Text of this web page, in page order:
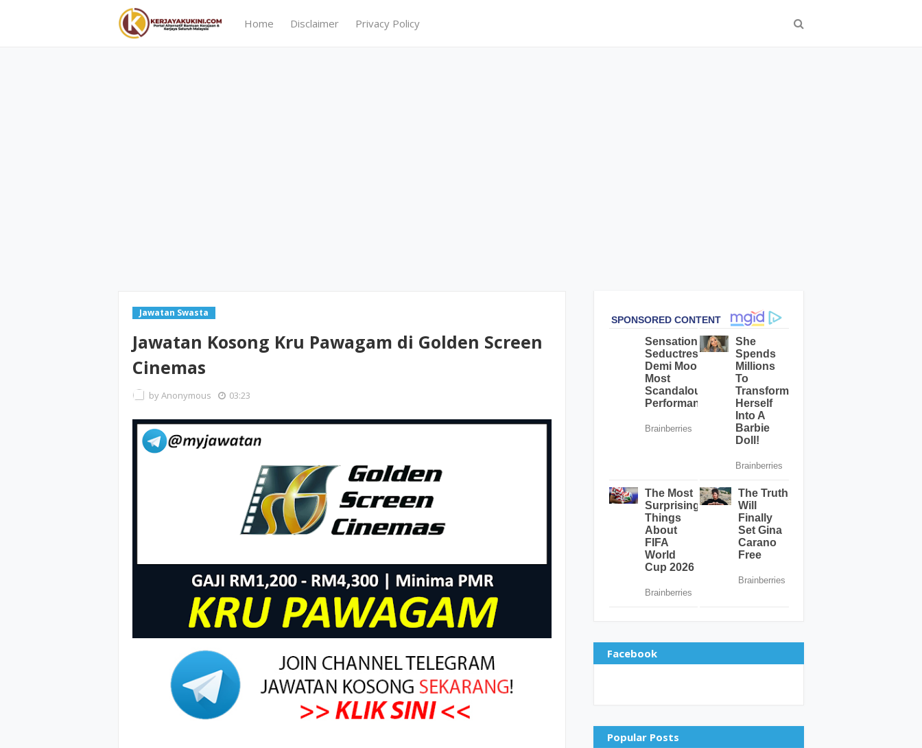
Home Disclaimer Privacy Policy
Jawatan Swasta
Jawatan Kosong Kru Pawagam di Golden Screen
Cinemas
byAnonymous 03:23
Facebook
Popular Posts